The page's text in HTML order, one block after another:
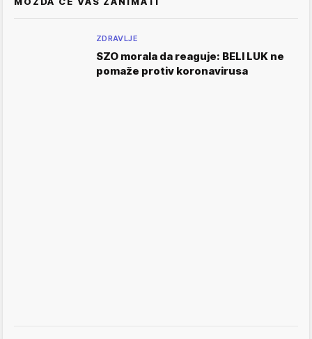
ZDRAVLJE
SZO morala da reaguje: BELI LUK ne
pomaže protiv koronavirusa